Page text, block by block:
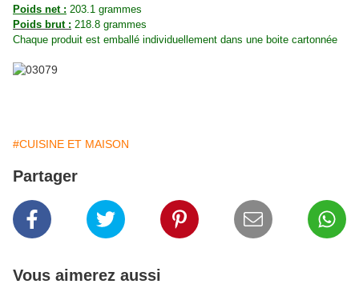
Poids net : 203.1 grammes
Poids brut : 218.8 grammes
Chaque produit est emballé individuellement dans une boite cartonnée
#CUISINE ET MAISON
Partager
Vous aimerez aussi